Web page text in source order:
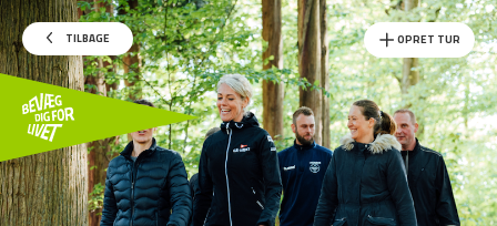
TILBAGE OPRET TUR